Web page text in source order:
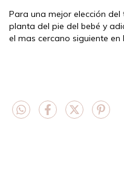
Para una mejor elección
planta del pie del bebé y
el mas cercano siguiente